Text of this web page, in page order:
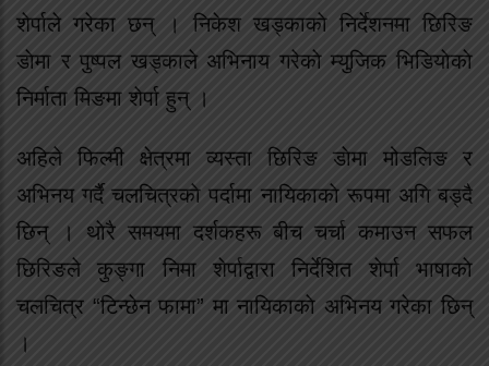
शेर्पाले गरेका छन् । निकेश खड्काकाे निर्देशनमा छिरिङ
डाेमा र पुष्पल खड्काले अभिनाय गरेकाे म्युजिक भिडियाेकाे
निर्माता मिङमा शेर्पा हुन् ।
अहिले फिल्मी क्षेत्रमा व्यस्ता छिरिङ डाेमा मोडलिङ र
अभिनय गर्दै चलचित्रकाे पर्दामा नायिकाकाे रूपमा अगि बड्दै
छिन् । थाेरै समयमा दर्शकहरू बीच चर्चा कमाउन सफल
छिरिङले कुङ्गा निमा शेर्पाद्वारा निर्देशित शेर्पा भाषाकाे
चलचित्र “टिन्छेन फामा” मा नायिकाकाे अभिनय गरेका छिन्
।